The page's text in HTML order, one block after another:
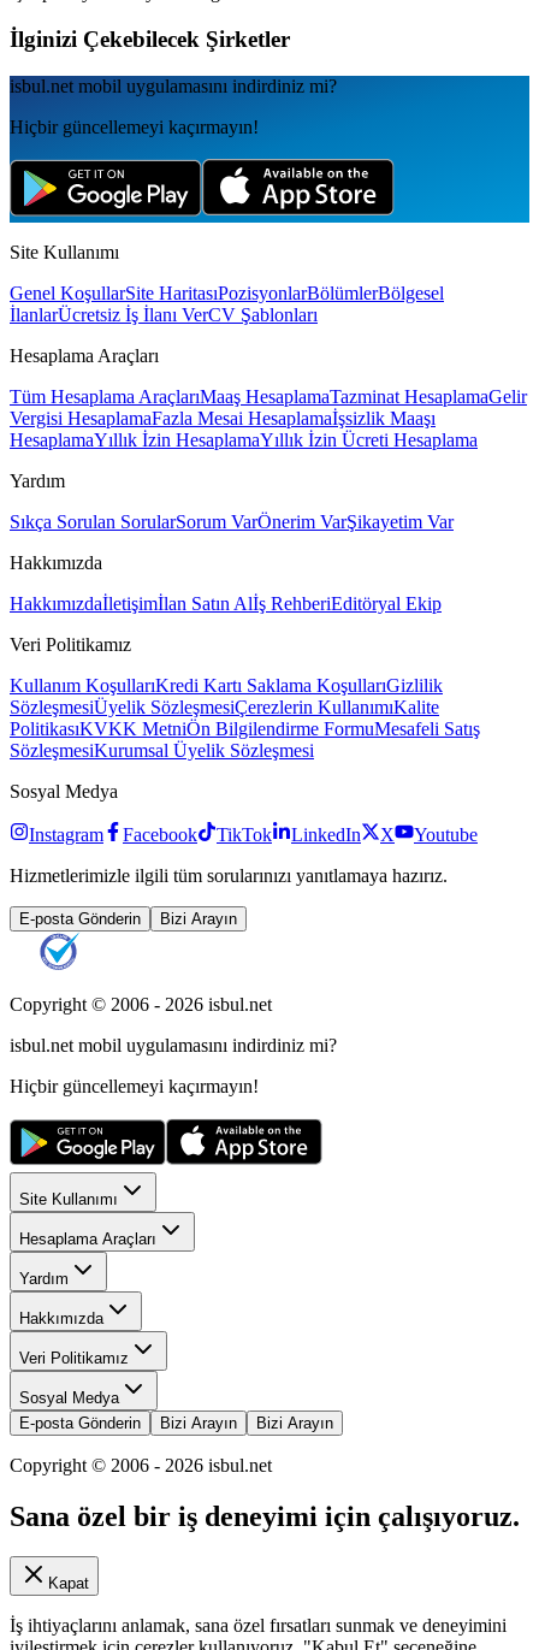
İlginizi Çekebilecek Şirketler
isbul.net mobil uygulamаsını indirdiniz mi?
Hiçbir güncellemeyi kaçırmayın!
Site Kullanımı
Genel KoşullarSite HaritasıPozisyonlarBölümlerBölgesel
İlanlarÜcretsiz İş İlanı VerCV Şablonları
Hesaplama Araçları
Tüm Hesaplama AraçlarıMaaş HesaplamaTazminat HesaplamaGelir
Vergisi HesaplamaFazla Mesai Hesaplamaİşsizlik Maaşı
HesaplamaYıllık İzin HesaplamaYıllık İzin Ücreti Hesaplama
Yardım
Sıkça Sorulan SorularSorum VarÖnerim VarŞikayetim Var
Hakkımızda
Hakkımızdaİletişimİlan Satın Alİş RehberiEditöryal Ekip
Veri Politikamız
Kullanım KoşullarıKredi Kartı Saklama KoşullarıGizlilik
SözleşmesiÜyelik SözleşmesiÇerezlerin KullanımıKalite
PolitikasıKVKK MetniÖn Bilgilendirme FormuMesafeli Satış
SözleşmesiKurumsal Üyelik Sözleşmesi
Sosyal Medya
Instagram Facebook TikTok LinkedIn X
Youtube
Hizmetlerimizle ilgili tüm sorularınızı yanıtlamaya hazırız.
E-posta Gönderin Bizi Arayın
Copyright © 2006 - 2026 isbul.net
isbul.net mobil uygulamasını indirdiniz mi?
Hiçbir güncellemeyi kaçırmayın!
Site Kullanımı
Hesaplama Araçları
Yardım
Hakkımızda
Veri Politikamız
Sosyal Medya
E-posta Gönderin
Bizi Arayın Bizi Arayın
Copyright © 2006 - 2026 isbul.net
Sana özel bir iş deneyimi için çalışıyoruz.
Kapat
İş ihtiyaçlarını anlamak, sana özel fırsatları sunmak ve deneyimini